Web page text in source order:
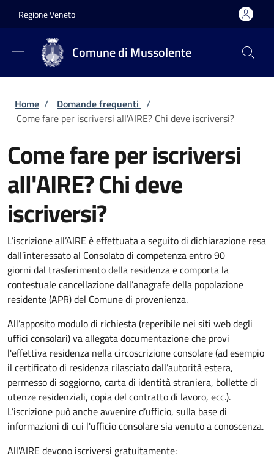
Regione Veneto
Comune di Mussolente
Briciole di pane
Home / Domande frequenti /
Come fare per iscriversi all'AIRE? Chi deve iscriversi?
Come fare per iscriversi
all'AIRE? Chi deve
iscriversi?
L’iscrizione all’AIRE è effettuata a seguito di dichiarazione resa
dall’interessato al Consolato di competenzaentro90
giorni dal trasferimento della residenzae comporta la
contestuale cancellazione dall’anagrafe della popolazione
residente (APR) del Comune di provenienza.
All’apposito modulo di richiesta (reperibile nei siti web degli
uffici consolari) va allegata documentazione che provi
l'effettiva residenza nella circoscrizione consolare (ad esempio
il certificato di residenza rilasciato dall’autorità estera,
permesso di soggiorno, carta di identità straniera, bollette di
utenze residenziali, copia del contratto di lavoro, ecc.).
L’iscrizione può anche avvenire d’ufficio, sulla base di
informazioni di cui l'ufficio consolare sia venuto a conoscenza.
All'AIRE devono iscriversi gratuitamente: